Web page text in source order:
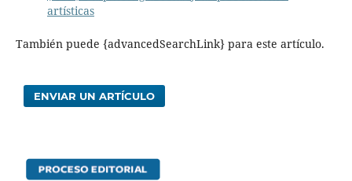
artísticas
También puede {advancedSearchLink} para este artículo.
ENVIAR UN ARTÍCULO